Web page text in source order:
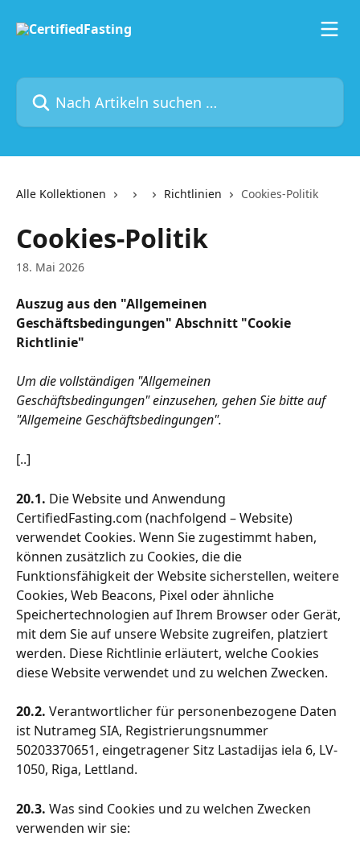
Nach Artikeln suchen …
Alle Kollektionen Richtlinien Cookies-Politik
Cookies-Politik
18. Mai 2026
Auszug aus den "Allgemeinen
Geschäftsbedingungen" Abschnitt "Cookie
Richtlinie"
Um die vollständigen "Allgemeinen
Geschäftsbedingungen" einzusehen, gehen Sie bitte auf
"Allgemeine Geschäftsbedingungen".
[..]
20.1. Die Website und Anwendung
CertifiedFasting.com (nachfolgend – Website)
verwendet Cookies. Wenn Sie zugestimmt haben,
können zusätzlich zu Cookies, die die
Funktionsfähigkeit der Website sicherstellen, weitere
Cookies, Web Beacons, Pixel oder ähnliche
Speichertechnologien auf Ihrem Browser oder Gerät,
mit dem Sie auf unsere Website zugreifen, platziert
werden. Diese Richtlinie erläutert, welche Cookies
diese Website verwendet und zu welchen Zwecken.
20.2. Verantwortlicher für personenbezogene Daten
ist Nutrameg SIA, Registrierungsnummer
50203370651, eingetragener Sitz Lastadijas iela 6, LV-
1050, Riga, Lettland.
20.3. Was sind Cookies und zu welchen Zwecken
verwenden wir sie: